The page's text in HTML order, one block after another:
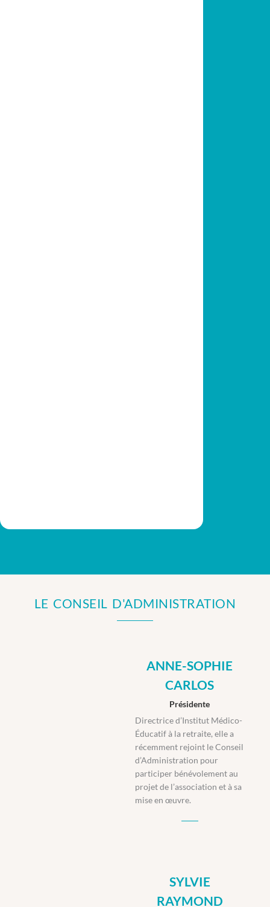
LE CONSEIL D'ADMINISTRATION
ANNE-SOPHIE
CARLOS
Présidente
Directrice d’Institut Médico-
Éducatif à la retraite, elle a
récemment rejoint le Conseil
d’Administration pour
participer bénévolement au
projet de l’association et à sa
mise en œuvre.
SYLVIE
RAYMOND